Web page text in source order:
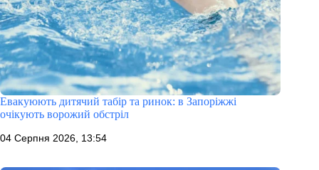
Евакуюють дитячий табір та ринок: в Запоріжжі
очікують ворожий обстріл
04 Серпня 2026, 13:54